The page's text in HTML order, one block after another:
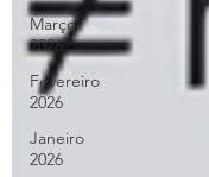
Março
2026
Fevereiro
2026
Janeiro
2026